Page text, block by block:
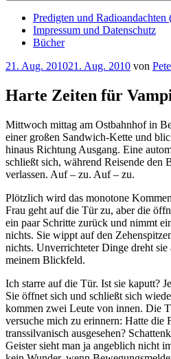
Predigten und Radioandachten
Impressum und Datenschutz
Bücher
Veröffentlicht
21. Aug. 201021. Aug. 2010 von
Harte Zeiten für
Mittwoch mittag am Ostbahnhof in
einer großen Sandwich-Kette und
hinaus Richtung Ausgang. Eine
schließt sich, während Reisende den
verlassen. Auf – zu. Auf – zu.
Plötzlich wird das monotone
Frau geht auf die Tür zu, aber die
ein paar Schritte zurück und nimmt
nichts. Sie wippt auf den
nichts. Unverrichteter Dinge dreht sie
meinem Blickfeld.
Ich starre auf die Tür. Ist sie kaputt?
Sie öffnet sich und schließt sich
kommen zwei Leute von innen. Die
versuche mich zu erinnern: Hatte die
transsilvanisch ausgesehen?
Geister sieht man ja angeblich nicht